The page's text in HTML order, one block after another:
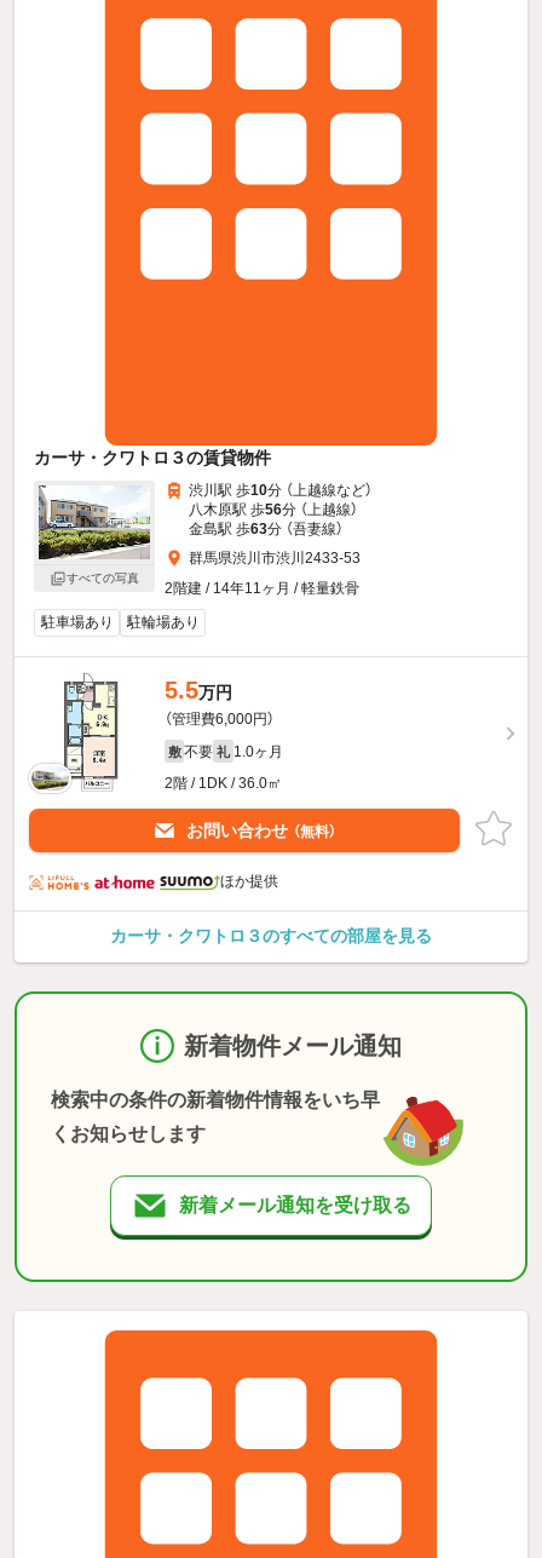
カーサ・クワトロ３の賃貸物件
すべての写真
渋川駅 歩10分 （上越線など）
八木原駅 歩56分 （上越線）
金島駅 歩63分 （吾妻線）
群馬県渋川市渋川2433-53
2階建 / 14年11ヶ月 / 軽量鉄骨
駐車場あり
駐輪場あり
5.5万円
（管理費6,000円）
敷 不要 礼 1.0ヶ月
2階 / 1DK / 36.0㎡
お問い合わせ （無料）
ほか提供
カーサ・クワトロ３のすべての部屋を見る
新着物件メール通知
検索中の条件の新着物件情報をいち早
くお知らせします
新着メール通知を受け取る